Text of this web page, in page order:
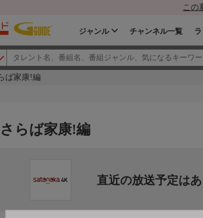
この
ジャンル チャンネル一覧
ば家康!編
らば家康!編
直近の放送予定は